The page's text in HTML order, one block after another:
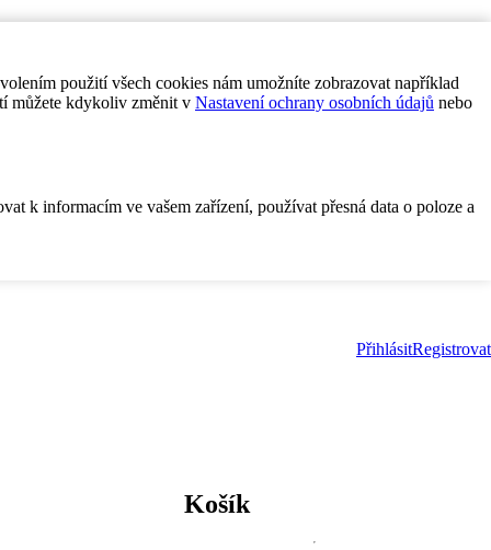
použití všech cookies nám umožníte zobrazovat například
můžete kdykoliv změnit v Nastavení ochrany osobních údajů nebo
k informacím ve vašem zařízení, používat přesná data o poloze a
PřihlásitRegistrovat
Košík